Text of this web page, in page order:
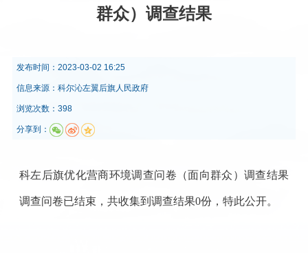
群众）调查结果
发布时间： 2023-03-02 16:25
信息来源： 科尔沁左翼后旗人民政府
浏览次数：398
分享到：
科左后旗优化营商环境调查问卷（面向群众）调查结果
调查问卷已结束， 共收集到调查结果0份，特此公开。